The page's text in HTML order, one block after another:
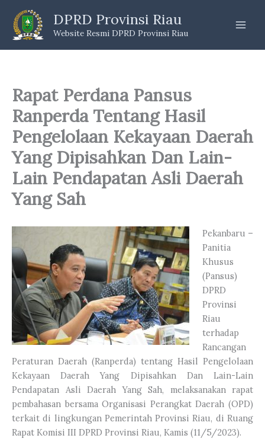
content
DPRD Provinsi Riau
Website Resmi DPRD Provinsi Riau
Rapat Perdana Pansus
Ranperda Tentang Hasil
Pengelolaan Kekayaan Daerah
Yang Dipisahkan Dan Lain-
Lain Pendapatan Asli Daerah
Yang Sah
Pekanbaru –
Panitia
Khusus
(Pansus)
DPRD
Provinsi
Riau
terhadap
Rancangan
Peraturan Daerah (Ranperda) tentang Hasil Pengelolaan
Kekayaan Daerah Yang Dipisahkan Dan Lain-Lain
Pendapatan Asli Daerah Yang Sah, melaksanakan rapat
pembahasan bersama Organisasi Perangkat Daerah (OPD)
terkait di lingkungan Pemerintah Provinsi Riau, di Ruang
Rapat Komisi III DPRD Provinsi Riau, Kamis (11/5/2023).